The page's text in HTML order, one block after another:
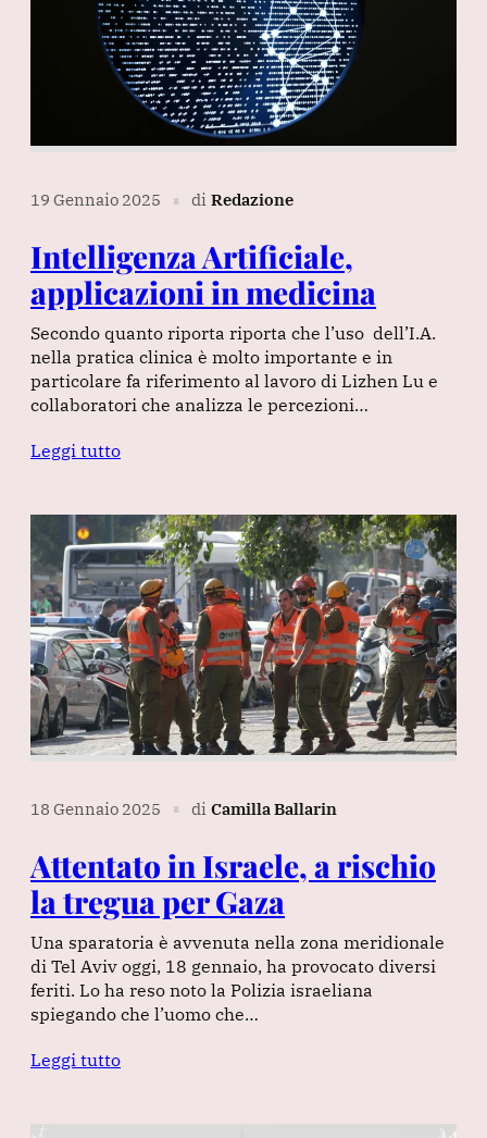
19 Gennaio 2025 ∎ di Redazione
Intelligenza Artificiale,
applicazioni in medicina
Secondo quanto riporta riporta che l’uso dell’I.A.
nella pratica clinica è molto importante e in
particolare fa riferimento al lavoro di Lizhen Lu e
collaboratori che analizza le percezioni…
Leggi tutto
18 Gennaio 2025 ∎ di Camilla Ballarin
Attentato in Israele, a rischio
la tregua per Gaza
Una sparatoria è avvenuta nella zona meridionale
di Tel Aviv oggi, 18 gennaio, ha provocato diversi
feriti. Lo ha reso noto la Polizia israeliana
spiegando che l’uomo che…
Leggi tutto